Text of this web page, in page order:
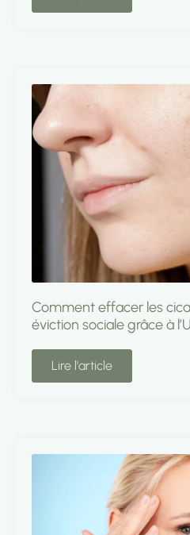
Comment effacer les
éviction sociale grâce à
Lire l'article